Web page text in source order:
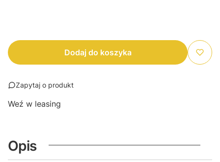
Dodaj do koszyka
Zapytaj o produkt
Weź w leasing
Opis